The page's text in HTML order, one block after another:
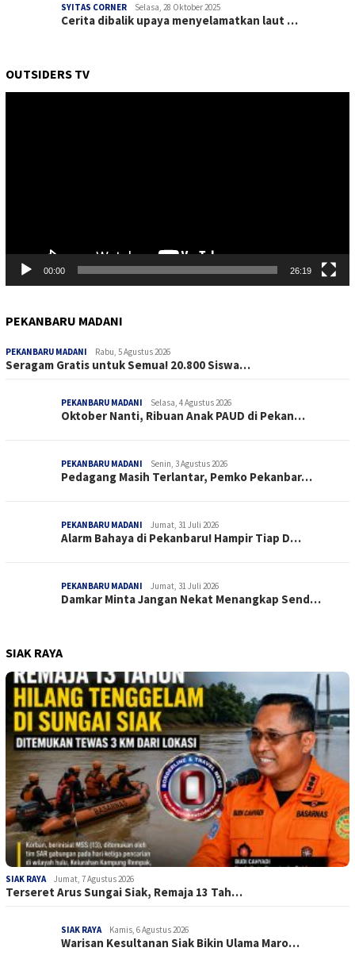
SYITAS CORNER Selasa, 28 Oktober 2025
Cerita dibalik upaya menyelamatkan laut …
OUTSIDERS TV
00:00 26:19
PEKANBARU MADANI
PEKANBARU MADANI Rabu, 5 Agustus 2026
Seragam Gratis untuk Semua! 20.800 Siswa…
PEKANBARU MADANI Selasa, 4 Agustus 2026
Oktober Nanti, Ribuan Anak PAUD di Pekan…
PEKANBARU MADANI Senin, 3 Agustus 2026
Pedagang Masih Terlantar, Pemko Pekanbar…
PEKANBARU MADANI Jumat, 31 Juli 2026
Alarm Bahaya di Pekanbaru! Hampir Tiap D…
PEKANBARU MADANI Jumat, 31 Juli 2026
Damkar Minta Jangan Nekat Menangkap Send…
SIAK RAYA
SIAK RAYA Jumat, 7 Agustus 2026
Terseret Arus Sungai Siak, Remaja 13 Tah…
SIAK RAYA Kamis, 6 Agustus 2026
Warisan Kesultanan Siak Bikin Ulama Maro…